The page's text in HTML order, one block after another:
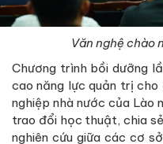
Văn nghệ chào
Chương trình bồi dưỡng
cao năng lực quản trị cho
nghiệp nhà nước của Lào
trao đổi học thuật, chia
nghiên cứu giữa các cơ